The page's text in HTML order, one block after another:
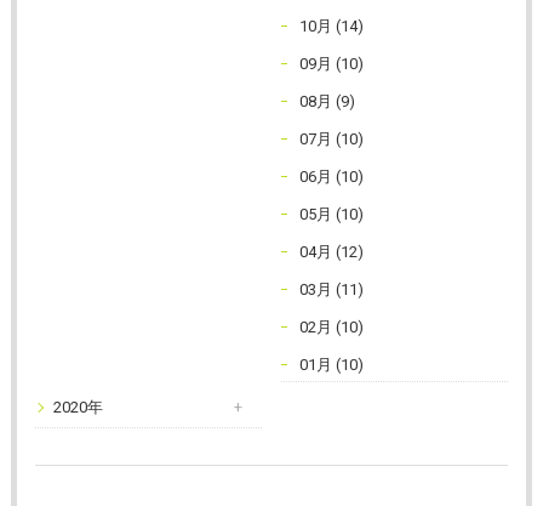
10月 (14)
09月 (10)
08月 (9)
07月 (10)
06月 (10)
05月 (10)
04月 (12)
03月 (11)
02月 (10)
01月 (10)
2020年